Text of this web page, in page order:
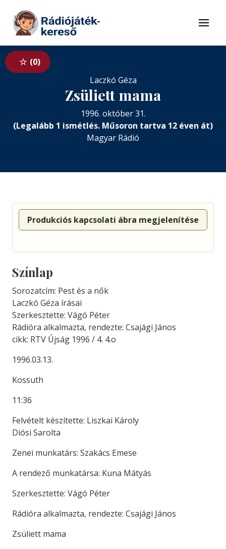
Tovább a tartalomhoz
Menü
0
Laczkó Géza
Zsüliett mama
1996. október 31.
(Legalább 1 ismétlés. Műsoron tartva 12 éven át)
Magyar Rádió
Produkciós kapcsolati ábra megjelenítése
Színlap
Sorozatcím: Pest és a nők
Laczkó Géza írásai
Szerkesztette: Vágó Péter
Rádióra alkalmazta, rendezte: Csajági János
cikk: RTV Újság 1996 / 4. 4.o
1996.03.13.
Kossuth
11:36
Felvételt készítette: Liszkai Károly
Diósi Sarolta
Zenei munkatárs: Szakács Emese
A rendező munkatársa: Kuna Mátyás
Szerkesztette: Vágó Péter
Rádióra alkalmazta, rendezte: Csajági János
Zsüliett mama